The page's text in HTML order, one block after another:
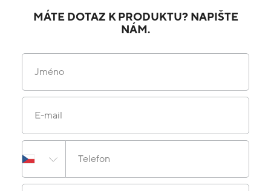
MÁTE DOTAZ K PRODUKTU? NAPIŠTE
NÁM.
Jméno
E-mail
Telefon